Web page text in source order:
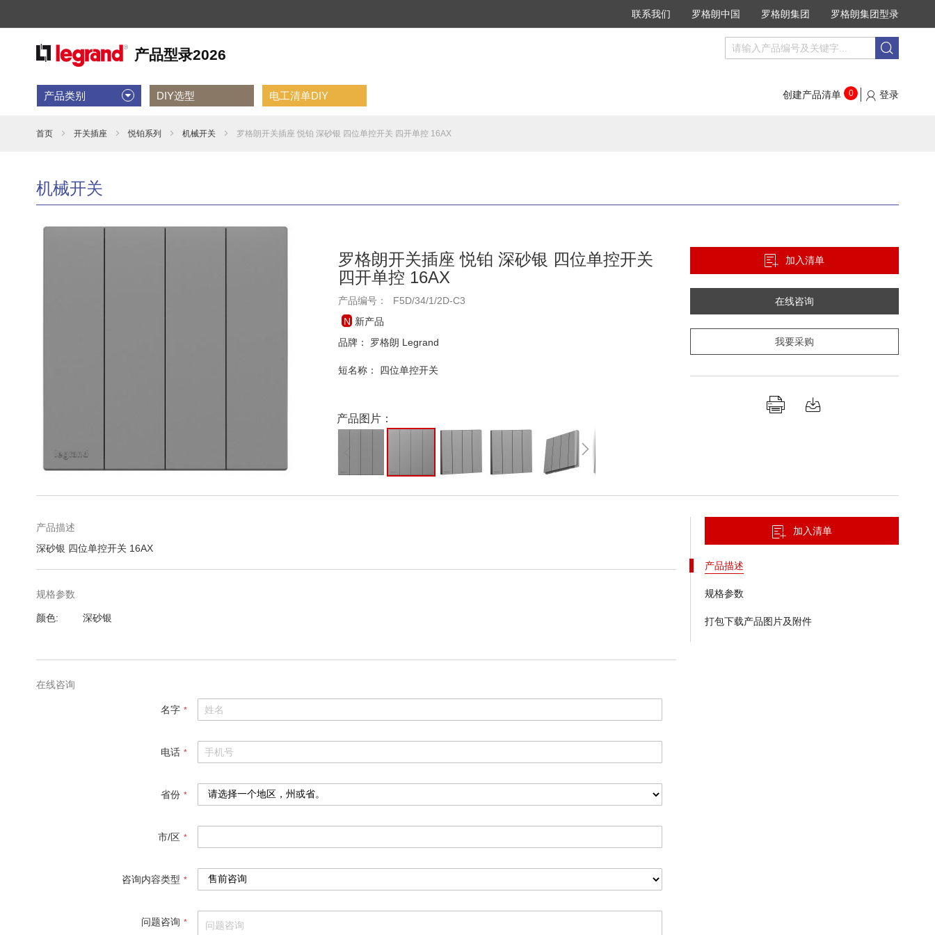
联系我们 罗格朗中国 罗格朗集团 罗格朗集团型录
搜
创建产品清单
0 登录
产品类别 DIY选型 电工清单DIY
首页 开关插座 悦铂系列 机械开关 罗格朗开关插座 悦铂 深砂银 四位单控开关 四开单控 16AX
机械开关
罗格朗开关插座 悦铂 深砂银 四位单控开关
四开单控 16AX
产品编号：
F5D/34/1/2D-C3
新产品
品牌： 罗格朗 Legrand
短名称： 四位单控开关
加入清单
在线咨询
我要采购
跳
转
图
库
的
头
加入清单
产品描述
规格参数
打包下载产品图片及附件
产品描述
深砂银 四位单控开关 16AX
规格参数
规
颜色 深砂银
在线咨询
名字
电话
省份
市/区
咨询内容类型
问题咨询